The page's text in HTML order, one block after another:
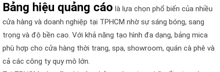
Bảng hiệu quảng cáo là lựa chọn phổ biến của nhiều
cửa hàng và doanh nghiệp tại TPHCM nhờ sự sáng bóng, sang
trọng và độ bền cao. Với khả năng tạo hình đa dạng, bảng mica
phù hợp cho cửa hàng thời trang, spa, showroom, quán cà phê và
cả các công ty quy mô lớn.